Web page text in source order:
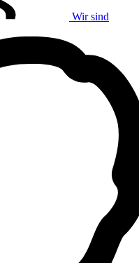
Wir sind